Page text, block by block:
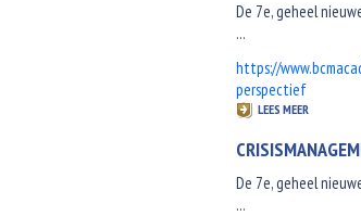
De 7e, geheel
...
https://
perspectief
LEES MEER
De 7e, geheel
...